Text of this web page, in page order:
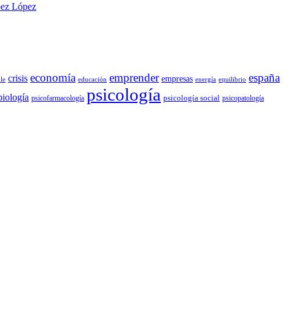
López
crisis economía educación emprender empresas energía equilibrio españa
psicofarmacología psicología psicología social psicopatología